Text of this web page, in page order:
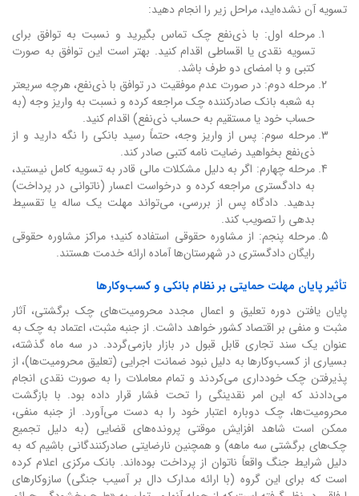
تسویه آن نشده‌اید، مراحل زیر را انجام دهید:
مرحله اول: با ذی‌نفع چک تماس بگیرید و نسبت به توافق برای
تسویه نقدی یا اقساطی اقدام کنید. بهتر است این توافق به صورت
کتبی و با امضای دو طرف باشد.
مرحله دوم: در صورت عدم موفقیت در توافق با ذی‌نفع، هرچه سریعتر
به شعبه بانک صادرکننده چک مراجعه کرده و نسبت به واریز وجه (به
حساب خود یا مستقیم به حساب ذی‌نفع) اقدام کنید.
مرحله سوم: پس از واریز وجه، حتماً رسید بانکی را نگه دارید و از
ذی‌نفع بخواهید رضایت نامه کتبی صادر کند.
مرحله چهارم: اگر به دلیل مشکلات مالی قادر به تسویه کامل نیستید،
به دادگستری مراجعه کرده و درخواست اعسار (ناتوانی در پرداخت)
بدهید. دادگاه پس از بررسی، می‌تواند مهلت یک ساله یا تقسیط
بدهی را تصویب کند.
مرحله پنجم: از مشاوره حقوقی استفاده کنید؛ مراکز مشاوره حقوقی
رایگان دادگستری در شهرستان‌ها آماده ارائه خدمت هستند.
تأثیر پایان مهلت حمایتی بر نظام بانکی و کسب‌وکارها
پایان یافتن دوره تعلیق و اعمال مجدد محرومیت‌های چک برگشتی، آثار
مثبت و منفی بر اقتصاد کشور خواهد داشت. از جنبه مثبت، اعتماد به چک به
عنوان یک سند تجاری قابل قبول در بازار بازمی‌گردد. در سه ماه گذشته،
بسیاری از کسب‌وکارها به دلیل نبود ضمانت اجرایی (تعلیق محرومیت‌ها)، از
پذیرفتن چک خودداری می‌کردند و تمام معاملات را به صورت نقدی انجام
می‌دادند که این امر نقدینگی را تحت فشار قرار داده بود. با بازگشت
محرومیت‌ها، چک دوباره اعتبار خود را به دست می‌آورد. از جنبه منفی،
ممکن است شاهد افزایش موقتی پرونده‌های قضایی (به دلیل تجمیع
چک‌های برگشتی سه ماهه) و همچنین نارضایتی صادرکنندگانی باشیم که به
دلیل شرایط جنگ واقعاً ناتوان از پرداخت بوده‌اند. بانک مرکزی اعلام کرده
است که برای این گروه (با ارائه مدارک دال بر آسیب جنگی) سازوکارهای